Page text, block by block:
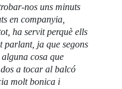
nos uns minuts
en companyia,
ha servit perquè ells
parlant, ja que segons
cosa que
a tocar al balcó
molt bonica i